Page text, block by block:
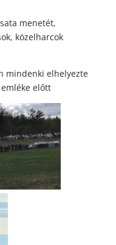
menetét,
közelharcok
mindenki elhelyezte
előtt